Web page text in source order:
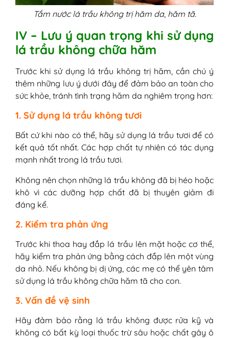
Tắm nước lá trầu không trị hăm da, hăm tã.
IV – Lưu ý quan trọng khi sử dụng
lá trầu không chữa hăm
Trước khi sử dụng lá trầu không trị hăm, cần chú ý
thêm những lưu ý dưới đây để đảm bảo an toàn cho
sức khỏe, tránh tình trạng hăm da nghiêm trọng hơn:
1. Sử dụng lá trầu không tươi
Bất cứ khi nào có thể, hãy sử dụng lá trầu tươi để có
kết quả tốt nhất. Các hợp chất tự nhiên có tác dụng
mạnh nhất trong lá trầu tươi.
Không nên chọn những lá trầu không đã bị héo hoặc
khô vì các dưỡng hợp chất đã bị thuyên giảm đi
đáng kể.
2. Kiểm tra phản ứng
Trước khi thoa hay đắp lá trầu lên mặt hoặc cơ thể,
hãy kiểm tra phản ứng bằng cách đắp lên một vùng
da nhỏ. Nếu không bị dị ứng, các mẹ có thể yên tâm
sử dụng lá trầu không chữa hăm tã cho con.
3. Vấn đề vệ sinh
Hãy đảm bảo rằng lá trầu không được rửa kỹ và
không có bất kỳ loại thuốc trừ sâu hoặc chất gây ô